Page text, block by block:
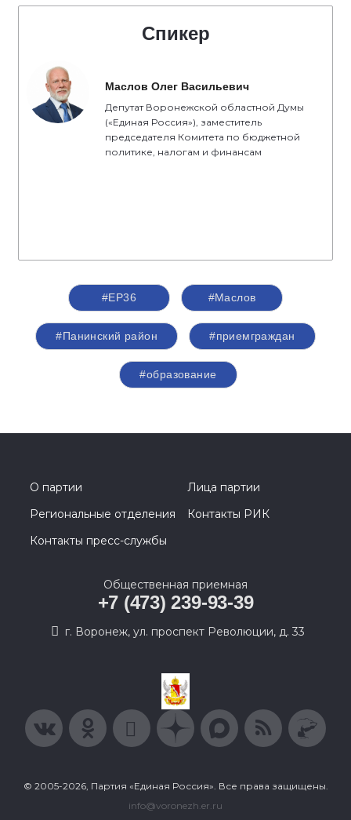
Спикер
Маслов Олег Васильевич
Депутат Воронежской областной Думы
(«Единая Россия»), заместитель
председателя Комитета по бюджетной
политике, налогам и финансам
#ЕР36 #Маслов
#Панинский район #приемграждан
#образование
О партии
Лица партии
Региональные отделения
Контакты РИК
Контакты пресс-службы
Общественная приемная
+7 (473) 239-93-39
г. Воронеж, ул. проспект Революции, д. 33
© 2005-2026, Партия «Единая Россия». Все права защищены.
info@voronezh.er.ru